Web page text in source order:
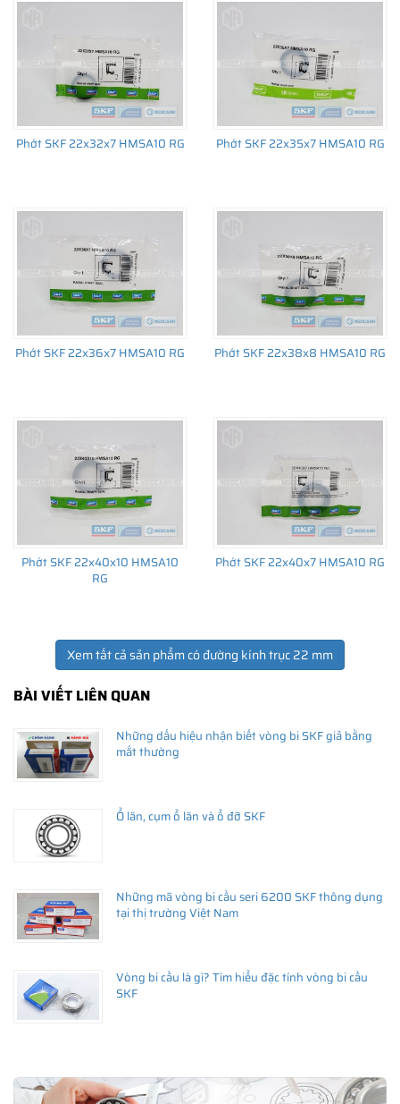
Giá bán và nơi bán Phớt chắn dầu SKF chính hãng uy
Để có báo giá Phớt SKF 22x32x7 HMSA10 RG tốt nhất, hãy liên
Phớt SKF 22x32x7 HMSA10 RG Phớt SKF 22x35x7 HMSA10 RG
Phớt SKF 22x36x7 HMSA10 RG Phớt SKF 22x38x8 HMSA10 RG
Phớt SKF 22x40x10 HMSA10
RG
Phớt SKF 22x40x7 HMSA10 RG
Xem tất cả sản phẩm có đường kính trục 22 mm
BÀI VIẾT LIÊN QUAN
Những dấu hiệu nhận biết vòng bi SKF giả bằng
mắt thường
Ổ lăn, cụm ổ lăn và ổ đỡ SKF
Những mã vòng bi cầu seri 6200 SKF thông dụng
tại thị trường Việt Nam
Vòng bi cầu là gì? Tìm hiểu đặc tính vòng bi cầu
SKF